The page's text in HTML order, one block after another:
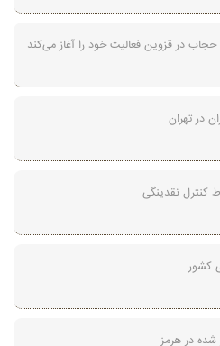
حجاب در قزوین فعالیت خود را آغاز می‌کند
کنترل نقدینگی
کشور
در هرمز